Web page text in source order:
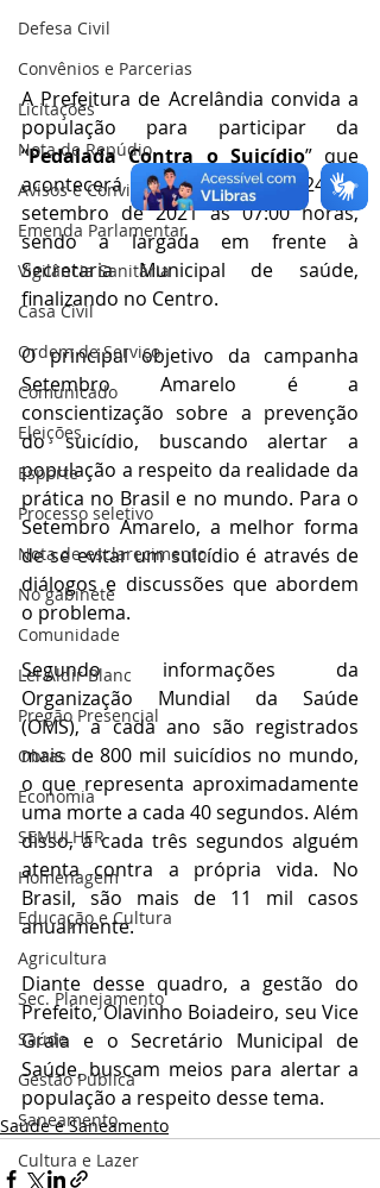
Defesa Civil
Convênios e Parcerias
Licitações
Nota de Repúdio
Avisos e Convites
Emenda Parlamentar
Vigilância Sanitária
Casa Civil
Ordem de Serviço
Comunicado
Eleições
Esporte
Processo seletivo
Nota de esclarecimento
No gabinete
Comunidade
Lei Aldir Blanc
Pregão Presencial
Obras
Economia
SEMULHER
Homenagem
Educação e Cultura
Agricultura
Sec. Planejamento
Saúde
Gestão Pública
Saneamento
Cultura e Lazer
A Prefeitura de Acrelândia convida a
população para participar da
“Pedalada Contra o Suicídio” que
acontecerá nesta sexta-feira, 24 de
setembro de 2021 às 07:00 horas,
sendo a largada em frente à
Secretaria Municipal de saúde,
finalizando no Centro.
O principal objetivo da campanha
Setembro Amarelo é a
conscientização sobre a prevenção
do suicídio, buscando alertar a
população a respeito da realidade da
prática no Brasil e no mundo. Para o
Setembro Amarelo, a melhor forma
de se evitar um suicídio é através de
diálogos e discussões que abordem
o problema.
Segundo informações da
Organização Mundial da Saúde
(OMS), a cada ano são registrados
mais de 800 mil suicídios no mundo,
o que representa aproximadamente
uma morte a cada 40 segundos. Além
disso, a cada três segundos alguém
atenta contra a própria vida. No
Brasil, são mais de 11 mil casos
anualmente.
Diante desse quadro, a gestão do
Prefeito, Olavinho Boiadeiro, seu Vice
Graia e o Secretário Municipal de
Saúde, buscam meios para alertar a
população a respeito desse tema.
Saúde e Saneamento